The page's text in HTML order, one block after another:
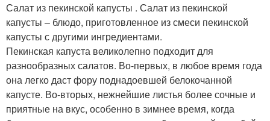
Салат из пекинской капусты . Салат из пекинской
капусты – блюдо, приготовленное из смеси пекинской
капусты с другими ингредиентами.
Пекинская капуста великолепно подходит для
разнообразных салатов. Во-первых, в любое время года
она легко даст фору поднадоевшей белокочанной
капусте. Во-вторых, нежнейшие листья более сочные и
приятные на вкус, особенно в зимнее время, когда